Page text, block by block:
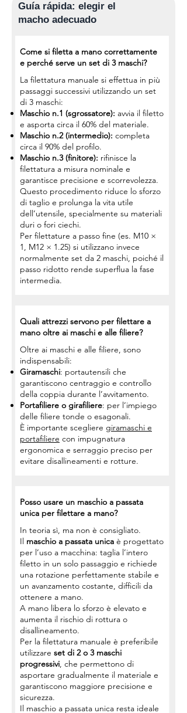
Guía rápida: elegir el
macho adecuado
Come si filetta a mano correttamente
e perché serve un set di 3 maschi?
La filettatura manuale si effettua in più
passaggi successivi utilizzando un set
di 3 maschi:
Maschio n.1 (sgrossatore): avvia il filetto
e asporta circa il 60% del materiale.
Maschio n.2 (intermedio): completa
circa il 90% del profilo.
Maschio n.3 (finitore): rifinisce la
filettatura a misura nominale e
garantisce precisione e scorrevolezza.
Questo procedimento riduce lo sforzo
di taglio e prolunga la vita utile
dell’utensile, specialmente su materiali
duri o fori ciechi.
Per filettature a passo fine (es. M10 ×
1, M12 × 1.25) si utilizzano invece
normalmente set da 2 maschi, poiché il
passo ridotto rende superflua la fase
intermedia.
Quali attrezzi servono per filettare a
mano oltre ai maschi e alle filiere?
Oltre ai maschi e alle filiere, sono
indispensabili:
Giramaschi: portautensili che
garantiscono centraggio e controllo
della coppia durante l’avvitamento.
Portafiliere o girafiliere: per l’impiego
delle filiere tonde o esagonali.
È importante scegliere giramaschi e
portafiliere con impugnatura
ergonomica e serraggio preciso per
evitare disallineamenti e rotture.
Posso usare un maschio a passata
unica per filettare a mano?
In teoria sì, ma non è consigliato.
Il maschio a passata unica è progettato
per l’uso a macchina: taglia l’intero
filetto in un solo passaggio e richiede
una rotazione perfettamente stabile e
un avanzamento costante, difficili da
ottenere a mano.
A mano libera lo sforzo è elevato e
aumenta il rischio di rottura o
disallineamento.
Per la filettatura manuale è preferibile
utilizzare set di 2 o 3 maschi
progressivi, che permettono di
asportare gradualmente il materiale e
garantiscono maggiore precisione e
sicurezza.
Il maschio a passata unica resta ideale